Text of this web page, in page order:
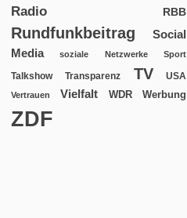
Radio RBB
Rundfunkbeitrag
Social
Media
soziale Netzwerke Sport
Talkshow Transparenz TV USA
Vertrauen Vielfalt WDR Werbung
ZDF